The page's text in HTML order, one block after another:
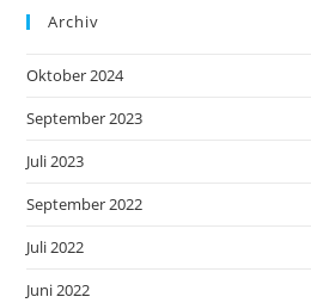
Archiv
Oktober 2024
September 2023
Juli 2023
September 2022
Juli 2022
Juni 2022